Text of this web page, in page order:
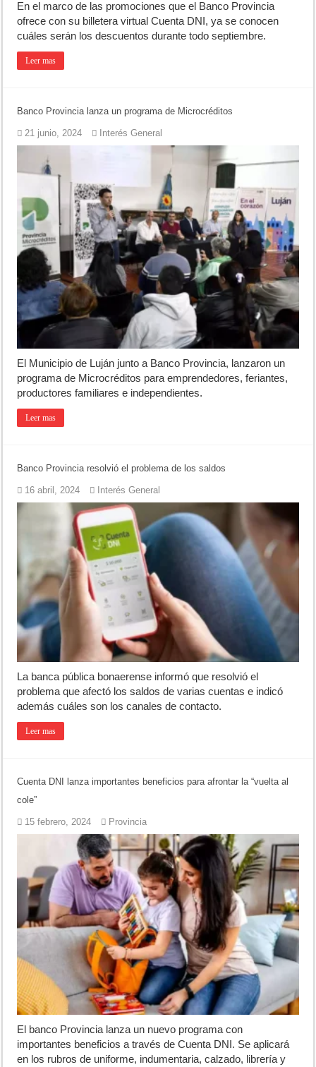
En el marco de las promociones que el Banco Provincia
ofrece con su billetera virtual Cuenta DNI, ya se conocen
cuáles serán los descuentos durante todo septiembre.
Leer mas
Banco Provincia lanza un programa de Microcréditos
21 junio, 2024 Interés General
El Municipio de Luján junto a Banco Provincia, lanzaron un
programa de Microcréditos para emprendedores, feriantes,
productores familiares e independientes.
Leer mas
Banco Provincia resolvió el problema de los saldos
16 abril, 2024 Interés General
La banca pública bonaerense informó que resolvió el
problema que afectó los saldos de varias cuentas e indicó
además cuáles son los canales de contacto.
Leer mas
Cuenta DNI lanza importantes beneficios para afrontar la “vuelta al
cole”
15 febrero, 2024 Provincia
El banco Provincia lanza un nuevo programa con
importantes beneficios a través de Cuenta DNI. Se aplicará
en los rubros de uniforme, indumentaria, calzado, librería y